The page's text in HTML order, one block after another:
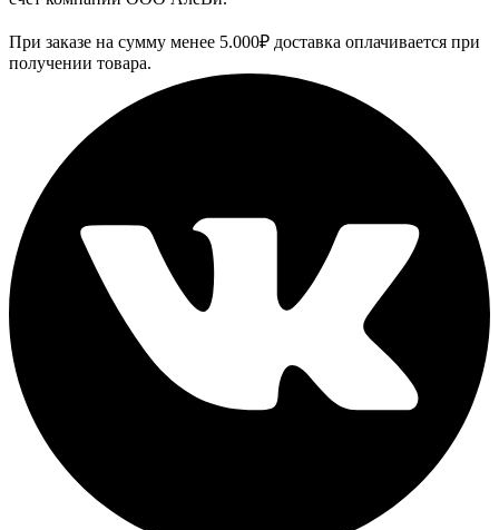
При заказе на сумму менее 5.000₽ доставка оплачивается при
получении товара.